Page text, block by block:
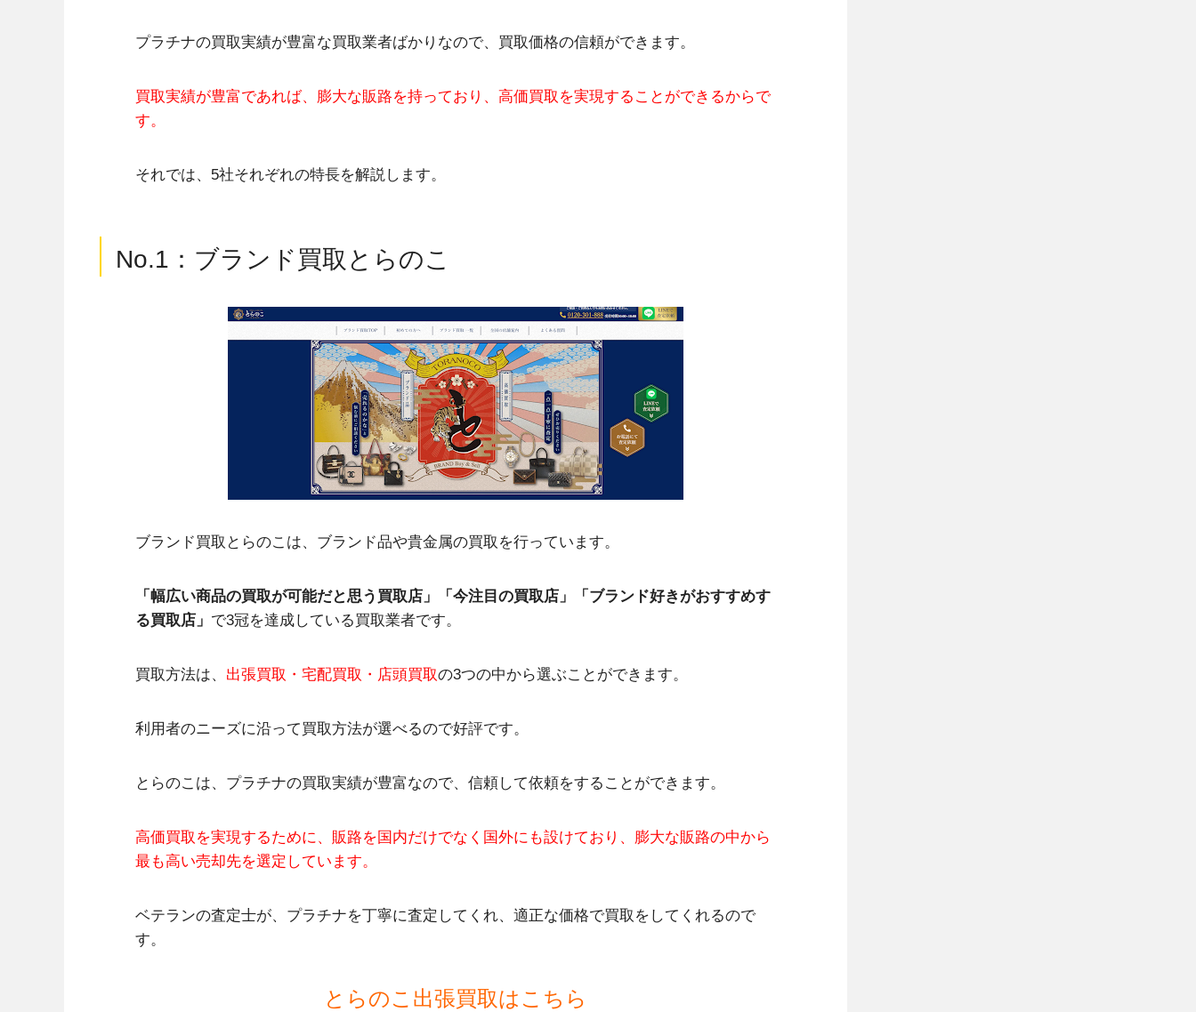
プラチナの買取実績が豊富な買取業者ばかりなので、買取価格の信頼ができます。
買取実績が豊富であれば、膨大な販路を持っており、高価買取を実現することができるからで
す。
それでは、5社それぞれの特長を解説します。
No.1：ブランド買取とらのこ
ブランド買取とらのこは、ブランド品や貴金属の買取を行っています。
「幅広い商品の買取が可能だと思う買取店」「今注目の買取店」「ブランド好きがおすすめす
る買取店」 で3冠を達成している買取業者です。
買取方法は、 出張買取・宅配買取・店頭買取の3つの中から選ぶことができます。
利用者のニーズに沿って買取方法が選べるので好評です。
とらのこは、プラチナの買取実績が豊富なので、信頼して依頼をすることができます。
高価買取を実現するために、販路を国内だけでなく国外にも設けており、膨大な販路の中から
最も高い売却先を選定しています。
ベテランの査定士が、プラチナを丁寧に査定してくれ、適正な価格で買取をしてくれるので
す。
とらのこ出張買取はこちら